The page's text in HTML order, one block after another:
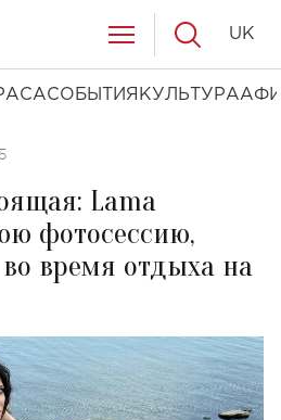
СОБЫТИЯ КУЛЬТУРА
UK
Lama
фотосессию,
время отдыха на